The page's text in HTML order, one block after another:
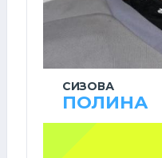
СИЗОВА
ПОЛИНА